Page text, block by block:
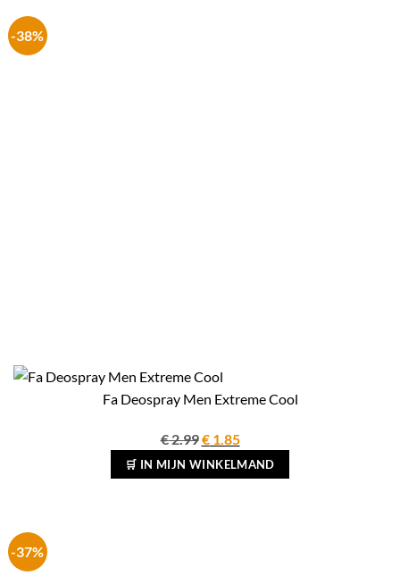
-38%
Fa Deospray Men Extreme Cool
€2.99Oorspronkelijke
prijs
was:
€1.85Huidige
prijs
is:
🛒 IN MIJN WINKELMAND
-37%